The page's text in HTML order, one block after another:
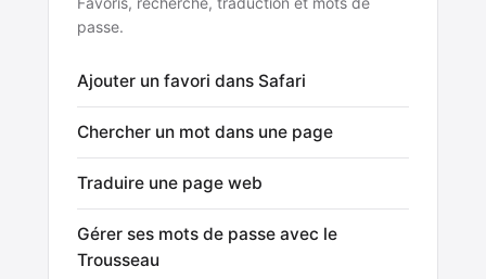
passe.
Ajouter un favori dans Safari
Chercher un mot dans une page
Traduire une page web
Gérer ses mots de passe avec le
Trousseau